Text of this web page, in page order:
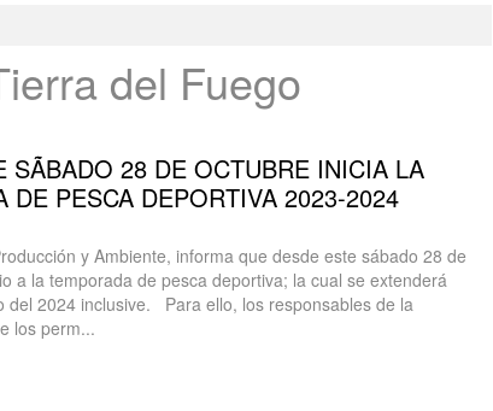
del Fuego
SÃBADO 28 DE OCTUBRE INICIA LA
DE PESCA DEPORTIVA 2023-2024
y Ambiente, informa que desde este sábado 28 de
a la temporada de pesca deportiva; la cual se extenderá
del 2024 inclusive. Para ello, los responsables de la
los perm...